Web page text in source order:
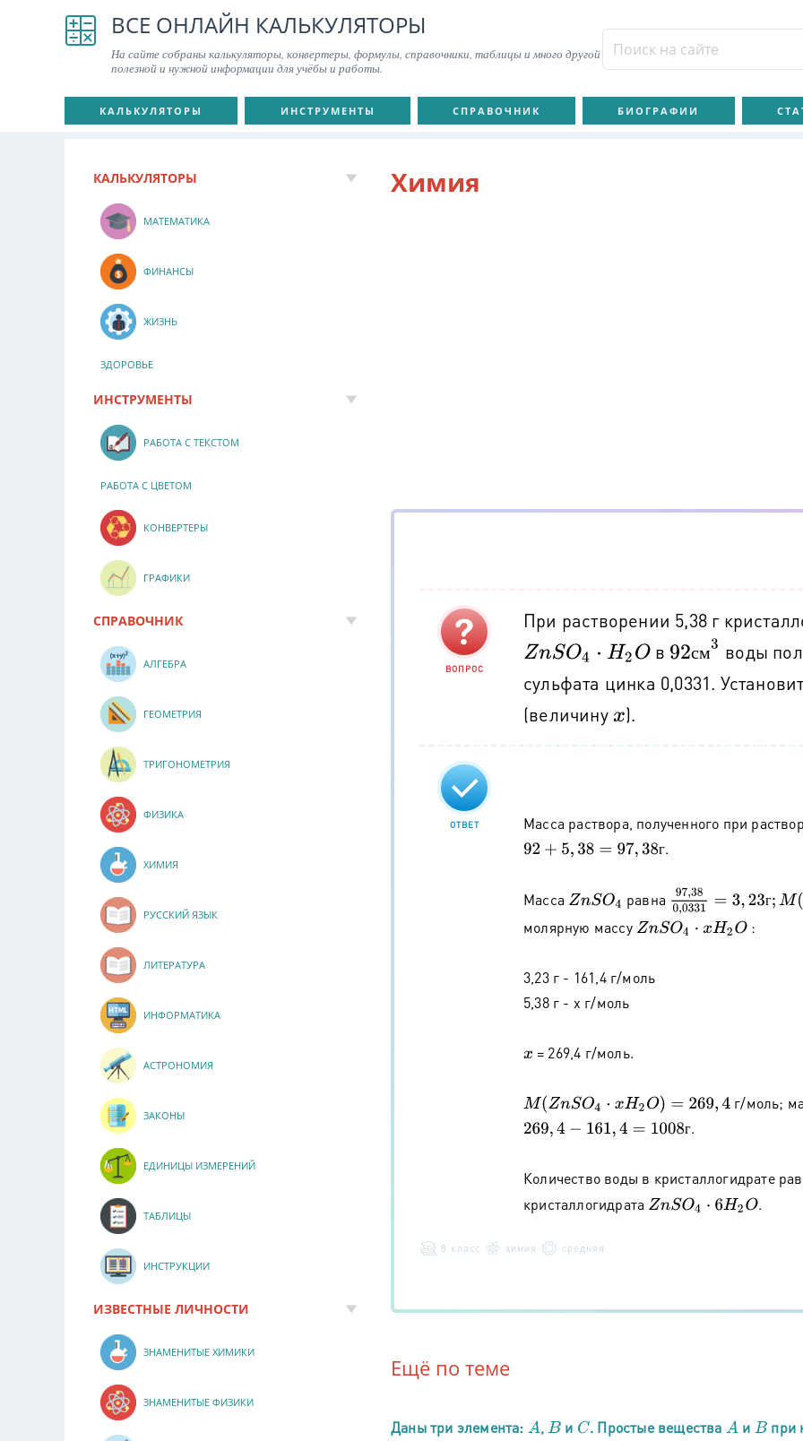
ВСЕ ОНЛАЙН КАЛЬКУЛЯТОРЫ
На сайте собраны калькуляторы, конвертеры, формулы, справочники, таблицы и много другой
полезной и нужной информации для учёбы и работы.
КАЛЬКУЛЯТОРЫ ИНСТРУМЕНТЫ СПРАВОЧНИК БИОГРАФИИ
Химия
ВОПРОС
При растворении 5,38 г
ZnSO4⋅H 2 O в см
92см3 воды
сульфата цинка 0,0331.
(величину x).
ОТВЕТ Масса раствора, полученного при
г
92+ 5,38= 97, 38г .
Масса ZnSO4 равна г
97,380 0331 =3,23г ;M(
молярную массу ZnSO4⋅x H2O :
3,23 г - 161,4 г/моль
5,38 г - х г/моль
x = 269,4 г/моль.
M(ZnSO4⋅xH 2O)=269,4 г/моль;
г
269,4−161 ,4=1008 г .
Количество воды в кристаллогидрате
кристаллогидрата ZnSO4⋅6H2O .
8 класс химия средняя
Ещё по теме
Даны три элемента: A , Bи C . Простые вещества A и B при
КАЛЬКУЛЯТОРЫ
МАТЕМАТИКА
ФИНАНСЫ
ЖИЗНЬ
ЗДОРОВЬЕ
ИНСТРУМЕНТЫ
РАБОТА С ТЕКСТОМ
РАБОТА С ЦВЕТОМ
КОНВЕРТЕРЫ
ГРАФИКИ
СПРАВОЧНИК
АЛГЕБРА
ГЕОМЕТРИЯ
ТРИГОНОМЕТРИЯ
ФИЗИКА
ХИМИЯ
РУССКИЙ ЯЗЫК
ЛИТЕРАТУРА
ИНФОРМАТИКА
АСТРОНОМИЯ
ЗАКОНЫ
ЕДИНИЦЫ ИЗМЕРЕНИЙ
ТАБЛИЦЫ
ИНСТРУКЦИИ
ИЗВЕСТНЫЕ ЛИЧНОСТИ
ЗНАМЕНИТЫЕ ХИМИКИ
ЗНАМЕНИТЫЕ ФИЗИКИ